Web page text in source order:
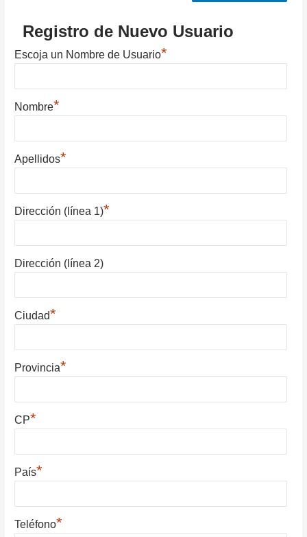
Registro de Nuevo Usuario
Escoja un Nombre de Usuario*
Nombre*
Apellidos*
Dirección (línea 1)*
Dirección (línea 2)
Ciudad*
Provincia*
CP*
País*
Teléfono*